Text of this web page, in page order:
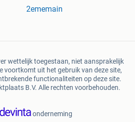
2ememain
wettelijk toegestaan, niet aansprakelijk
voortkomt uit het gebruik van deze site,
functionaliteiten op deze site.
B.V. Alle rechten voorbehouden.
onderneming